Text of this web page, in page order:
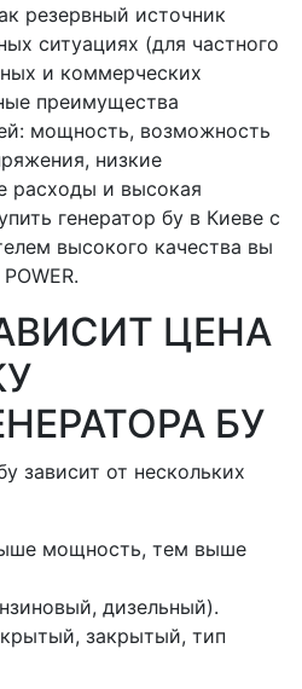
резервный источник
ситуациях (для частного
и коммерческих
преимущества
мощность, возможность
низкие
расходы и высокая
генератор бу в Киеве с
высокого качества вы
ЦЕНА
БУ
зависит от нескольких
мощность, тем выше
дизельный).
закрытый, тип